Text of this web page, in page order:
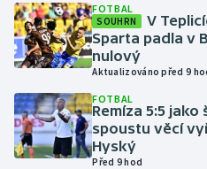
Judo
Krasobruslení
Lezení
Lyže a snowboard
FOTBAL
SOUHRN
V
Sparta padla v
nulový
Aktualizováno před 9
FOTBAL
Remíza 5:5
spoustu věcí
Hyský
Před 9 hod